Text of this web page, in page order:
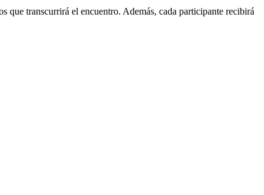
transcurrirá el encuentro. Además, cada participante recibirá